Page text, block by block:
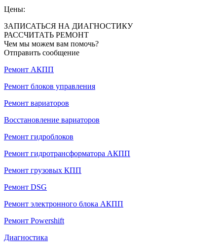
Цены:
ЗАПИСАТЬСЯ НА ДИАГНОСТИКУ
РАССЧИТАТЬ РЕМОНТ
Чем мы можем вам помочь?
Отправить сообщение
Ремонт АКПП
Ремонт блоков управления
Ремонт вариаторов
Восстановление вариаторов
Ремонт гидроблоков
Ремонт гидротрансформатора АКПП
Ремонт грузовых КПП
Ремонт DSG
Ремонт электронного блока АКПП
Ремонт Powershift
Диагностика